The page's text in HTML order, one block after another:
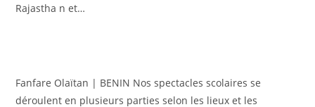
Rajastha n et…
Fanfare Olaïtan | BENIN Nos spectacles scolaires se
déroulent en plusieurs parties selon les lieux et les